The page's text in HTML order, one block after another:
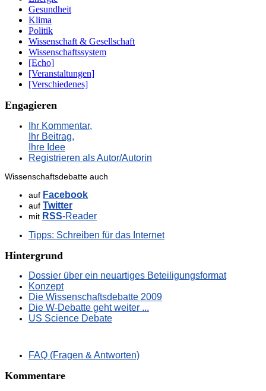
Gesundheit
Klima
Politik
Wissenschaft & Gesellschaft
Wissenschaftssystem
[Echo]
[Veranstaltungen]
[Verschiedenes]
Engagieren
Ihr Kommentar,
Ihr Beitrag,
Ihre Idee
Registrieren als Autor/Autorin
Wissenschaftsdebatte auch
auf Facebook
auf Twitter
mit RSS-Reader
Tipps: Schreiben für das Internet
Hintergrund
Dossier über ein neuartiges Beteiligungsformat
Konzept
Die Wissenschaftsdebatte 2009
Die W-Debatte geht weiter ...
US Science Debate
FAQ (Fragen & Antworten)
Kommentare